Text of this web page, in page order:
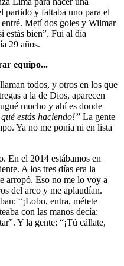
partido y faltaba uno para el
Metí dos goles y Wilmar
estás bien”. Fui al día
29 años.
equipo...
todos, y otros en los que
a la de Dios, aparecen
mucho y ahí es donde
estás haciendo!” La gente
Ya no me ponía ni en lista
En el 2014 estábamos en
A los tres días era la
arropó. Eso no me lo voy a
del arco y me aplaudían.
“¡Lobo, entra, métete
con las manos decía:
Y la gente: “¡Tú cállate,